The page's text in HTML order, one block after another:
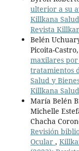
ulterior a su
Killkana
Revista
Belén
Picoita-Castro,
maxilares por
tratamientos
Salud y
Killkana
María Belén
Michelle
Chacha
Revisión
Ocular ,